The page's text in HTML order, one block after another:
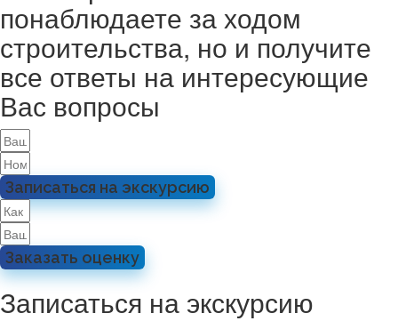
понаблюдаете за ходом
строительства, но и получите
все ответы на интересующие
Вас вопросы
Записаться на экскурсию
Заказать оценку
Записаться на экскурсию